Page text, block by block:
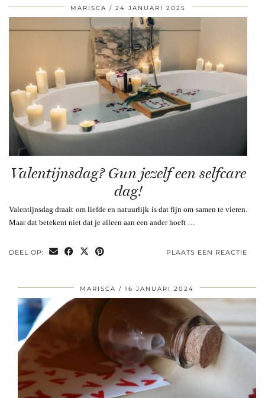
MARISCA 24 JANUARI 2025
Valentijnsdag? Gun jezelf een selfcare
dag!
Valentijnsdag draait om liefde en natuurlijk is dat fijn om samen te vieren.
Maar dat betekent niet dat je alleen aan een ander hoeft …
DEEL OP: PLAATS EEN REACTIE
MARISCA 16 JANUARI 2024